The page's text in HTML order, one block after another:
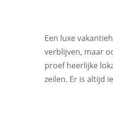
Een luxe
verblijven, maar
proef heerlijke
zeilen. Er is altijd